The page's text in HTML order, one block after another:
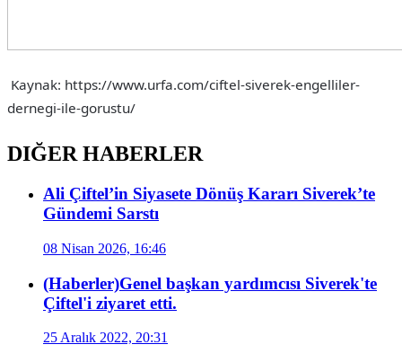
Kaynak: https://www.urfa.com/ciftel-siverek-engelliler-
dernegi-ile-gorustu/
DIĞER HABERLER
Ali Çiftel’in Siyasete Dönüş Kararı Siverek’te
Gündemi Sarstı
08 Nisan 2026, 16:46
(Haberler)Genel başkan yardımcısı Siverek'te
Çiftel'i ziyaret etti.
25 Aralık 2022, 20:31